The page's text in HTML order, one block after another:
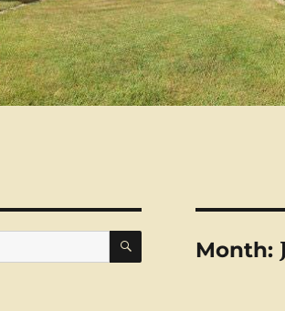
Month:
SEARCH